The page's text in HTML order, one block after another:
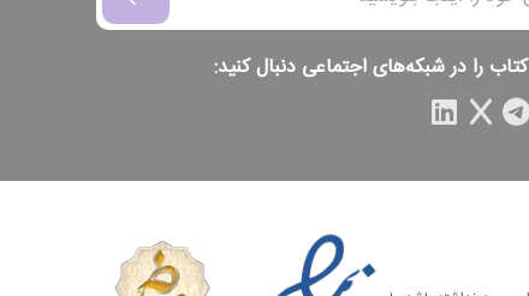
کتاب را در شبکه‌های اجتماعی دنبال کنید: